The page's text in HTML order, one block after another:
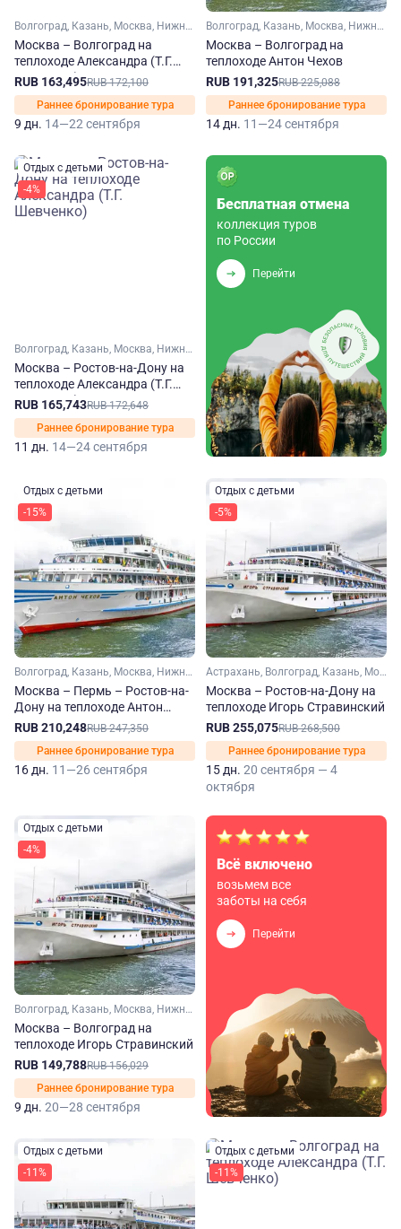
Волгоград, Казань, Москва, Нижний Новгород, Самара, Саратов, Ульяновск, Ярославль, Углич
Москва – Волгоград на
теплоходе Александра (Т.Г.
Шевченко)
RUB 163,495RUB 172,100
Раннее бронирование тура
9 дн. 14—22 сентября
Волгоград, Казань, Москва, Нижний Новгород, Пермь, Самара, Саратов, Ярославль, Углич, Чайковский, Сарапул, Елабуга, Тетюши, Чистополь, Свияжск, Болгар
Москва – Волгоград на
теплоходе Антон Чехов
RUB 191,325RUB 225,088
Раннее бронирование тура
14 дн. 11—24 сентября
Отдых с детьми
-4%
Волгоград, Казань, Москва, Нижний Новгород, Ростов-на-Дону, Самара, Саратов, Ульяновск, Ярославль, Углич
Москва – Ростов-на-Дону на
теплоходе Александра (Т.Г.
Шевченко)
RUB 165,743RUB 172,648
Раннее бронирование тура
11 дн. 14—24 сентября
Бесплатная отмена
коллекция туров
по России
Перейти
Отдых с детьми
-15%
Волгоград, Казань, Москва, Нижний Новгород, Пермь, Ростов-на-Дону, Самара, Саратов, Ярославль, Углич, Чайковский, Сарапул, Елабуга, Тетюши, Чистополь, Свияжск, Болгар
Москва – Пермь – Ростов-на-
Дону на теплоходе Антон
Чехов
RUB 210,248RUB 247,350
Раннее бронирование тура
16 дн. 11—26 сентября
Отдых с детьми
-5%
Астрахань, Волгоград, Казань, Москва, Нижний Новгород, Ростов-на-Дону, Самара, Саратов, Ярославль, Углич, Болгар
Москва – Ростов-на-Дону на
теплоходе Игорь Стравинский
RUB 255,075RUB 268,500
Раннее бронирование тура
15 дн. 20 сентября — 4
октября
Отдых с детьми
-4%
Волгоград, Казань, Москва, Нижний Новгород, Самара, Саратов, Ярославль, Углич, Болгар
Москва – Волгоград на
теплоходе Игорь Стравинский
RUB 149,788RUB 156,029
Раннее бронирование тура
9 дн. 20—28 сентября
Всё включено
возьмем все
заботы на себя
Перейти
Отдых с детьми
-11%
Отдых с детьми
-11%